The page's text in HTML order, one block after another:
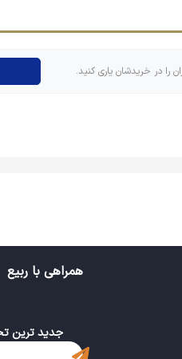
البته مثل پیکسل دایره‌ای
و مهم دارند، اما این محصول
را در خریدشان یاری کنید.
همراهی با ربیع
جدید ترین